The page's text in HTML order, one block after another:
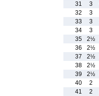
31
3
32
3
33
3
34
3
35
2½
36
2½
37
2½
38
2½
39
2½
40
2
41
2